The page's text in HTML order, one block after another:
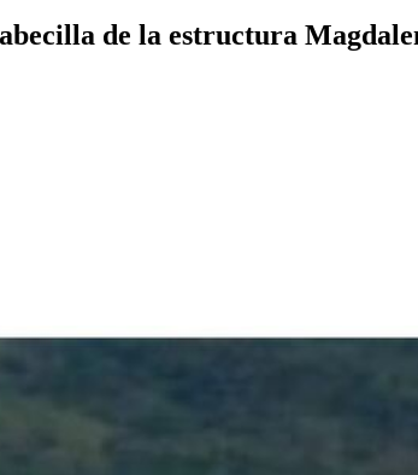
de la estructura